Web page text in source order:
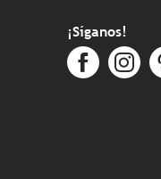
¡Síganos!